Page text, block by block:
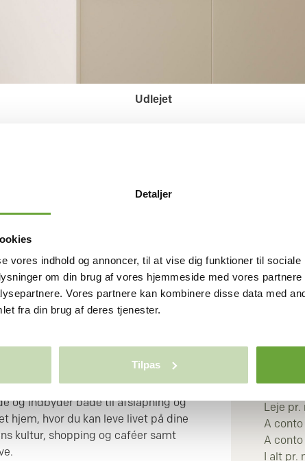
Detaljer
vores indhold og annoncer, til at vise dig funktioner til
om din brug af vores hjemmeside med vores partnere
Vores partnere kan kombinere disse data med
fra din brug af deres tjenester.
Tilpas
Udlejet
bliver enkel, overskuelig og
3-værelses rækkehuse i Skive
både komfort og frihed. Med 91
bryggers og entre får du en bolig,
æstetik. De lyse rum skaber en
giver dig fleksibilitet til
hele dagen – fra morgenstunden
med et glas vin. Den
og indbyder både til afslapning og
hjem, hvor du kan leve livet på dine
kultur, shopping og caféer samt
Stuer
Leje pr.
A
A conto
I alt pr.